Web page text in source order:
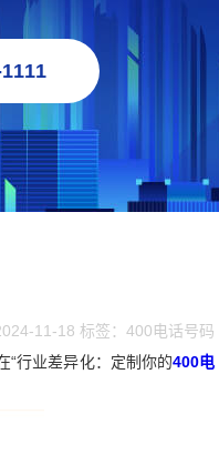
11-18 标签：400电话号码
“行业差异化：定制你的400电